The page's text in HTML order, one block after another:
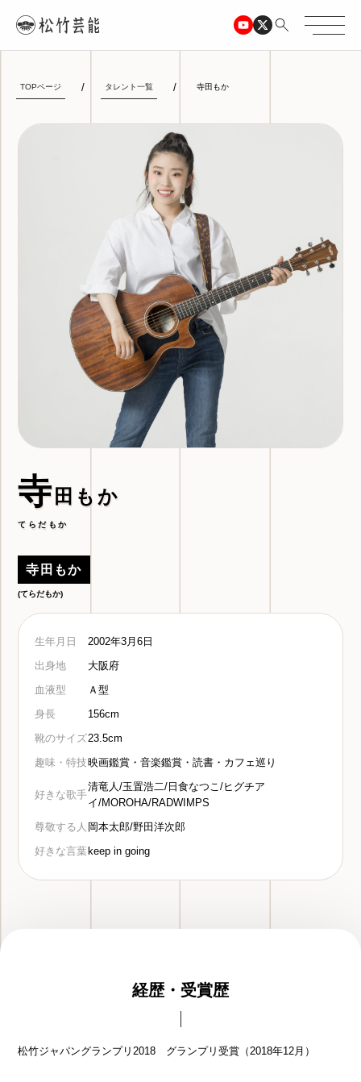
TOPページ タレント一覧 寺田もか
寺 田もか
てらだもか
寺田もか
(てらだもか)
生年月日
2002年3月6日
出身地
大阪府
血液型
Ａ型
身長
156cm
靴のサイズ23.5cm
趣味・特技映画鑑賞・音楽鑑賞・読書・カフェ巡り
好きな歌手
清竜人/玉置浩二/日食なつこ/ヒグチア
イ/MOROHA/RADWIMPS
尊敬する人 岡本太郎/野田洋次郎
好きな言葉 keep in going
経歴・受賞歴
松竹ジャパングランプリ2018 グランプリ受賞（2018年12月）